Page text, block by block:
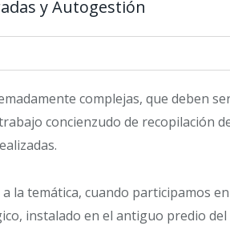
y Autogestión
complejas, que deben
concienzudo de recopilación
la temática, cuando participamos
instalado en el antiguo predio